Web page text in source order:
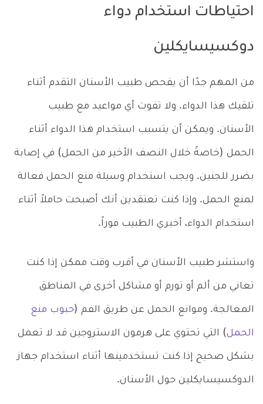
احتياطات استخدام دواء
دوكسيسايكلين
من المهم جدًا أن يفحص طبيب الأسنان التقدم أثناء
تلقيك هذا الدواء. ولا تفوت أي مواعيد مع طبيب
الأسنان. ويمكن أن يتسبب استخدام هذا الدواء أثناء
الحمل (خاصةً خلال النصف الأخير من الحمل) في إصابة
بضرر للجنين. ويجب استخدام وسيلة منع الحمل فعالة
لمنع الحمل. وإذا كنت تعتقدين أنك أصبحت حاملاً أثناء
استخدام الدواء، أخبري الطبيب فوراً.
واستشر طبيب الأسنان في أقرب وقت ممكن إذا كنت
تعاني من ألم أو تورم أو مشاكل أخرى في المناطق
المعالجة. وموانع الحمل عن طريق الفم (حبوب منع
الحمل) التي تحتوي على هرمون الاستروجين قد لا تعمل
بشكل صحيح إذا كنت تستخدمينها أثناء استخدام جهاز
الدوكسيسايكلين حول الأسنان.